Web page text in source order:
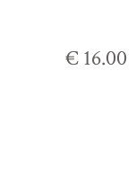
€ 16.00